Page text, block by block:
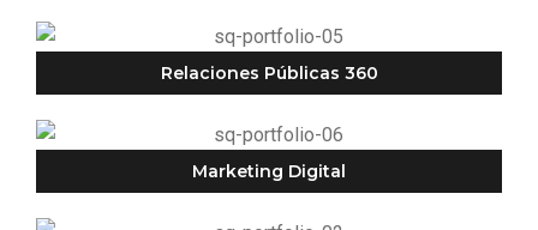
Relaciones Públicas 360
Marketing Digital